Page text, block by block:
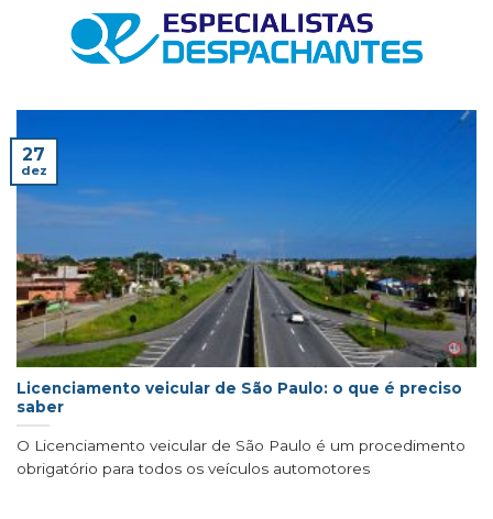
Licenciamento veicular de São Paulo: o que é preciso
saber
O Licenciamento veicular de São Paulo é um procedimento
obrigatório para todos os veículos automotores
27
dez